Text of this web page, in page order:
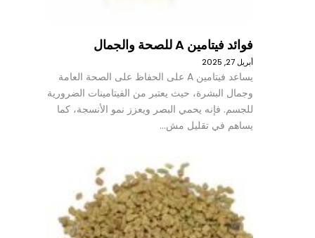
فوائد فيتامين A للصحة والجمال
أبريل 27, 2025
يساعد فيتامين A على الحفاظ على الصحة العامة
وجمال البشرة، حيث يعتبر من الفيتامينات الضرورية
للجسم. فإنه يحمي البصر ويعزز نمو الأنسجة، كما
يساهم في تقليل مش…